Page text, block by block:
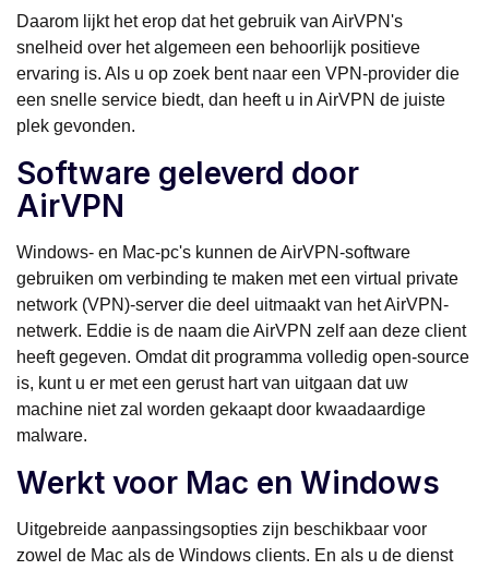
Daarom lijkt het erop dat het gebruik van AirVPN's
snelheid over het algemeen een behoorlijk positieve
ervaring is. Als u op zoek bent naar een VPN-provider die
een snelle service biedt, dan heeft u in AirVPN de juiste
plek gevonden.
Software geleverd door
AirVPN
Windows- en Mac-pc's kunnen de AirVPN-software
gebruiken om verbinding te maken met een virtual private
network (VPN)-server die deel uitmaakt van het AirVPN-
netwerk. Eddie is de naam die AirVPN zelf aan deze client
heeft gegeven. Omdat dit programma volledig open-source
is, kunt u er met een gerust hart van uitgaan dat uw
machine niet zal worden gekaapt door kwaadaardige
malware.
Werkt voor Mac en Windows
Uitgebreide aanpassingsopties zijn beschikbaar voor
zowel de Mac als de Windows clients. En als u de dienst